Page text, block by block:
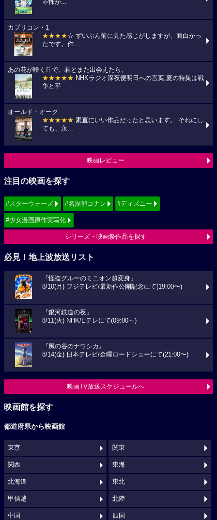
ゃ怖か...
カプリコン・1
★★★★☆ ずいぶん前に見た感じがしますが、面白かっ
たです。作...
あの花が咲く丘で、君とまた出会えたら。
★★★★★ NHKラジオ深夜便明日への言葉,夏の特集は戦
争と平...
オールド・オーク
★★★★★ 素直にいい作品だったと思います。 それにし
ても、永...
映画レビュー
注目の映画を探す
#スターウォーズ #名探偵コナン #ディズニー
#少女漫画原作実写化
シリーズ・映画祭作品を探す
必見！地上波放送リスト
『怪盗グルーのミニオン超変身』
8/10(月) フジテレビ/最新作公開記念にて(19:00〜)
『銀河鉄道の夜』
8/11(火) NHK/Eテレにて(09:00～)
『風の谷のナウシカ』
8/14(金) 日本テレビ/金曜ロードショーにて(21:00〜)
映画TV放送スケジュールへ
映画館を探す
都道府県から映画館
東京 関東
関西 東海
北海道 東北
甲信越 北陸
中国 四国